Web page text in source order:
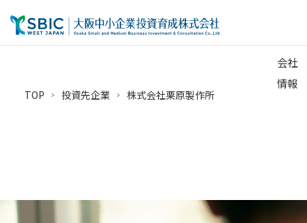
会社
情報
TOP 投資先企業 株式会社栗原製作所